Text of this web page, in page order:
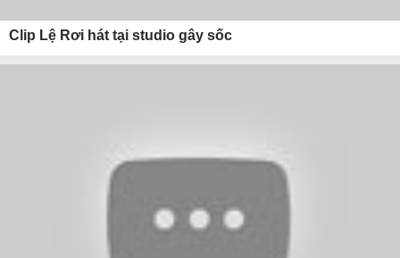
Clip Lệ Rơi hát tại studio gây sốc